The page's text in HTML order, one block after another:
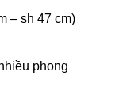
– sh 47 cm)
phong